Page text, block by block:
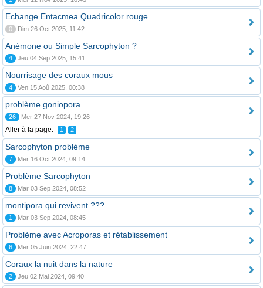
Echange Entacmea Quadricolor rouge
0 Dim 26 Oct 2025, 11:42
Anémone ou Simple Sarcophyton ?
4 Jeu 04 Sep 2025, 15:41
Nourrisage des coraux mous
4 Ven 15 Aoû 2025, 00:38
problème goniopora
26 Mer 27 Nov 2024, 19:26
Aller à la page: 1 2
Sarcophyton problème
7 Mer 16 Oct 2024, 09:14
Problème Sarcophyton
8 Mar 03 Sep 2024, 08:52
montipora qui revivent ???
1 Mar 03 Sep 2024, 08:45
Problème avec Acroporas et rétablissement
6 Mer 05 Juin 2024, 22:47
Coraux la nuit dans la nature
2 Jeu 02 Mai 2024, 09:40